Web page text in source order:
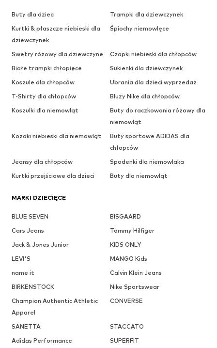
Buty dla dzieci
Trampki dla dziewczynek
Kurtki & płaszcze niebieski dla
dziewczynek
Śpiochy niemowlęce
Swetry różowy dla dziewczyne
Czapki niebieski dla chłopców
Białe trampki chłopięce
Sukienki dla dziewczynek
Koszule dla chłopców
Ubrania dla dzieci wyprzedaż
T-Shirty dla chłopców
Bluzy Nike dla chłopców
Koszulki dla niemowląt
Buty do raczkowania różowy dla
niemowląt
Kozaki niebieski dla niemowląt
Buty sportowe ADIDAS dla
chłopców
Jeansy dla chłopców
Spodenki dla niemowlaka
Kurtki przejściowe dla dzieci
Buty dla niemowląt
MARKI DZIECIĘCE
BLUE SEVEN
BISGAARD
Cars Jeans
Tommy Hilfiger
Jack & Jones Junior
KIDS ONLY
LEVI'S
MANGO Kids
name it
Calvin Klein Jeans
BIRKENSTOCK
Nike Sportswear
Champion Authentic Athletic
Apparel
CONVERSE
SANETTA
STACCATO
Adidas Performance
SUPERFIT